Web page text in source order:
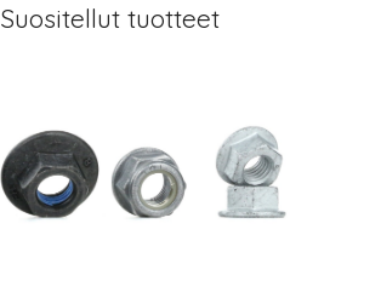
Suositellut tuotteet